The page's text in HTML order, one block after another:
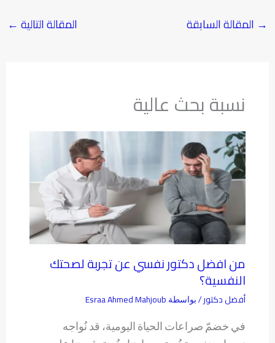
→ المقالة السابقة المقالة التالية ←
نسبة بحث عالية
من افضل دكتور نفسي عن تجربة لصحتك
النفسية؟
أفضل دكتور/ بواسطة Esraa Ahmed Mahjoub
في خضمّ صراعات الحياة اليومية، قد نُواجه